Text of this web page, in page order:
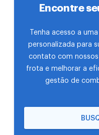
Encontre
Tenha acesso a
personalizada para
contato com
frota e melhorar a
gestão de